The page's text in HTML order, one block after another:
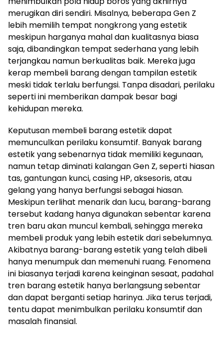
merugikan diri sendiri. Misalnya, beberapa Gen Z
lebih memilih tempat nongkrong yang estetik
meskipun harganya mahal dan kualitasnya biasa
saja, dibandingkan tempat sederhana yang lebih
terjangkau namun berkualitas baik. Mereka juga
kerap membeli barang dengan tampilan estetik
meski tidak terlalu berfungsi. Tanpa disadari, perilaku
seperti ini memberikan dampak besar bagi
kehidupan mereka.
Keputusan membeli barang estetik dapat
memunculkan perilaku konsumtif. Banyak barang
estetik yang sebenarnya tidak memiliki kegunaan,
namun tetap diminati kalangan Gen Z, seperti hiasan
tas, gantungan kunci, casing HP, aksesoris, atau
gelang yang hanya berfungsi sebagai hiasan.
Meskipun terlihat menarik dan lucu, barang-barang
tersebut kadang hanya digunakan sebentar karena
tren baru akan muncul kembali, sehingga mereka
membeli produk yang lebih estetik dari sebelumnya.
Akibatnya barang-barang estetik yang telah dibeli
hanya menumpuk dan memenuhi ruang. Fenomena
ini biasanya terjadi karena keinginan sesaat, padahal
tren barang estetik hanya berlangsung sebentar
dan dapat berganti setiap harinya. Jika terus terjadi,
tentu dapat menimbulkan perilaku konsumtif dan
masalah finansial.